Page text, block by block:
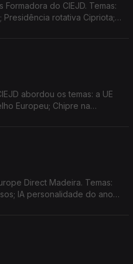
do CIEJD. Temas:
rotativa Cipriota;
abordou os temas: a UE
Europeu; Chipre na
Direct Madeira. Temas:
IA personalidade do ano